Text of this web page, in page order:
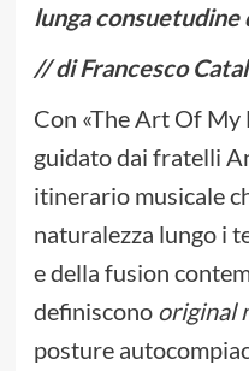
lunga consuetudine
// di Francesco
Con «The Art Of
guidato dai fratelli
itinerario musicale
naturalezza lungo i
e della fusion
definiscono original
posture